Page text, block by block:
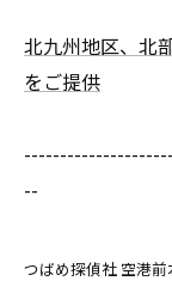
北九州地区、北
をご提供
--
つばめ探偵社 空港前